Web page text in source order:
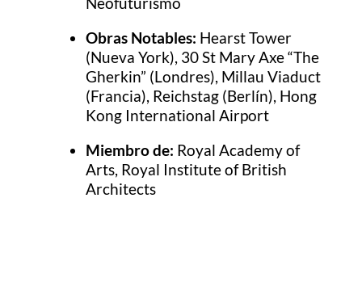
Obras Notables: Hearst Tower
(Nueva York), 30 St Mary Axe “The
Gherkin” (Londres), Millau Viaduct
(Francia), Reichstag (Berlín), Hong
Kong International Airport
Miembro de: Royal Academy of
Arts, Royal Institute of British
Architects